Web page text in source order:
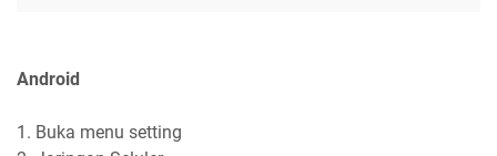
Android
1. Buka menu setting